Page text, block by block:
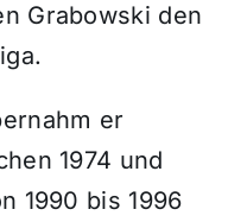
Grabowski den
er
1974 und
1990 bis 1996